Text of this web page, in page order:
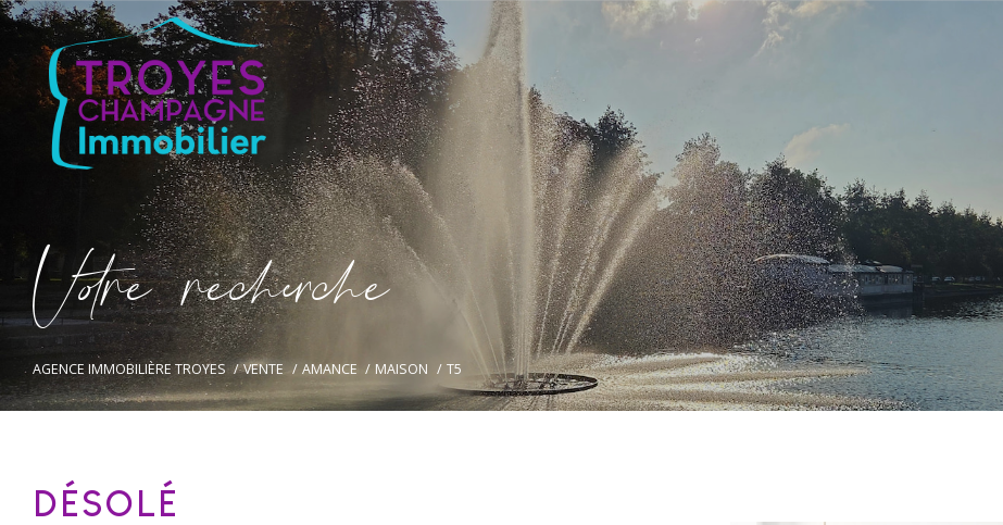
Vore recece
AGENCE IMMOBILIÈRE TROYES VENTE AMANCE MAISON T5
DÉSOLÉ